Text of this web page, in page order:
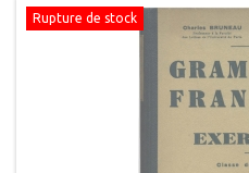
Rupture de stock